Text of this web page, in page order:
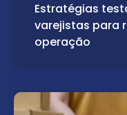
Estratégias
varejistas para
operação